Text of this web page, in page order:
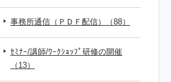
事務所通信（ＰＤＦ配信）（88）
ｾﾐﾅｰ/講師/ﾜｰｸｼｮｯﾌﾟ研修の開催
（13）